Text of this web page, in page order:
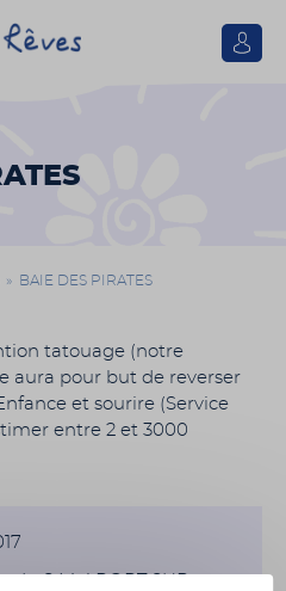
Se
» BAIE DES PIRATES
tatouage (notre
aura pour but de reverser
et sourire (Service
entre 2 et 3000